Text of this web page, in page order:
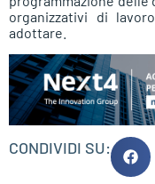
organizzativi di
adottare.
CONDIVIDI SU: